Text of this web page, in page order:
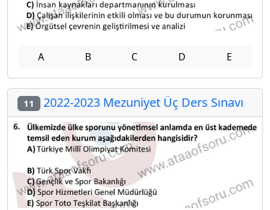
A B C D E
11 2022-2023 Mezuniyet Üç Ders Sınavı